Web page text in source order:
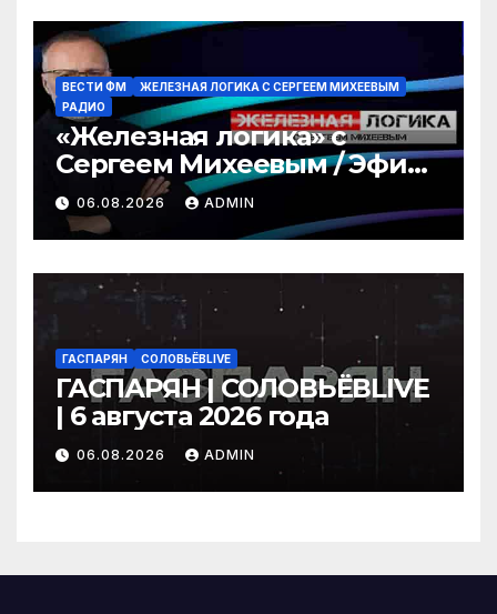
ВЕСТИ ФМ
ЖЕЛЕЗНАЯ ЛОГИКА С СЕРГЕЕМ МИХЕЕВЫМ
РАДИО
«Железная логика» с
Сергеем Михеевым / Эфир
06.08.2026
06.08.2026 ADMIN
ГАСПАРЯН СОЛОВЬЁВLIVE
ГАСПАРЯН | СОЛОВЬЁВLIVE
| 6 августа 2026 года
06.08.2026 ADMIN